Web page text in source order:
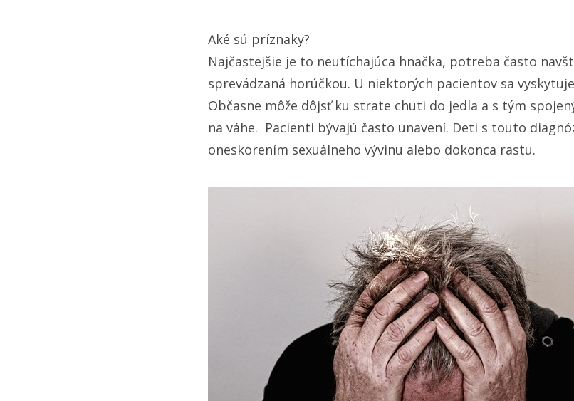
Aké sú príznaky?
Najčastejšie je to neutíchajúca hnačka, potreba často
sprevádzaná horúčkou. U niektorých pacientov sa
Občasne môže dôjsť ku strate chuti do jedla a s tým
na váhe. Pacienti bývajú často unavení. Deti s touto
oneskorením sexuálneho vývinu alebo dokonca rastu.